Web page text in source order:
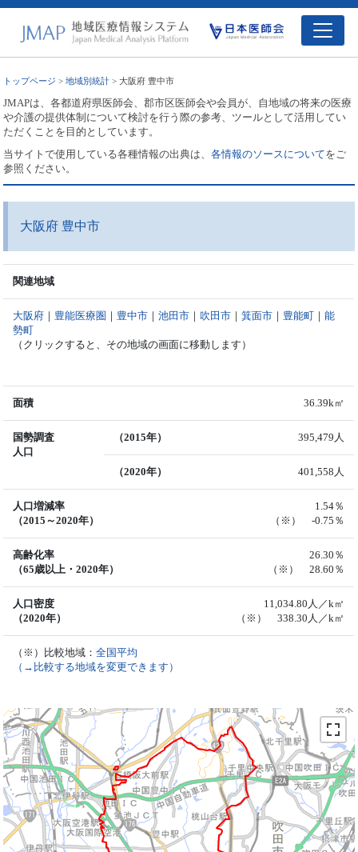
トップページ >地域別統計 > 大阪府 豊中市
JMAPは、各都道府県医師会、郡市区医師会や会員が、自地域の将来の医療
や介護の提供体制について検討を行う際の参考、ツールとして活用してい
ただくことを目的としています。
当サイトで使用している各種情報の出典は、各情報のソースについてをご
参照ください。
大阪府 豊中市
関連地域
大阪府 ｜ 豊能医療圏 ｜ 豊中市 ｜池田市 ｜ 吹田市 ｜箕面市 ｜ 豊能町 ｜能
勢町
（クリックすると、その地域の画面に移動します）
面積 36.39k㎡
国勢調査
人口
（2015年） 395,479人
（2020年） 401,558人
人口増減率
（2015～2020年）
1.54％
（※） -0.75％
高齢化率
（65歳以上・2020年）
26.30％
（※） 28.60％
人口密度
（2020年）
11,034.80人／k㎡
（※） 338.30人／k㎡
（※）比較地域：全国平均
（→比較する地域を変更できます）